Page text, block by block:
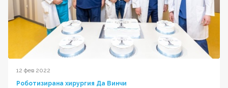
12 фев 2022
Роботизирана хирургия Да Винчи